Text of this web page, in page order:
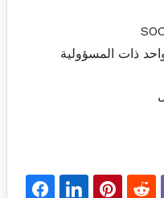
ذات المسؤولية